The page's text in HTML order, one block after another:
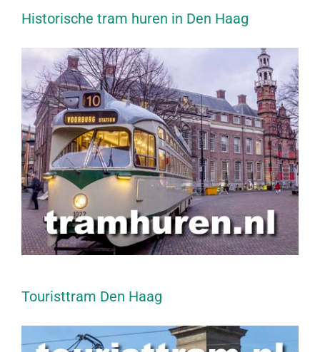
Historische tram huren in Den Haag
Touristtram Den Haag